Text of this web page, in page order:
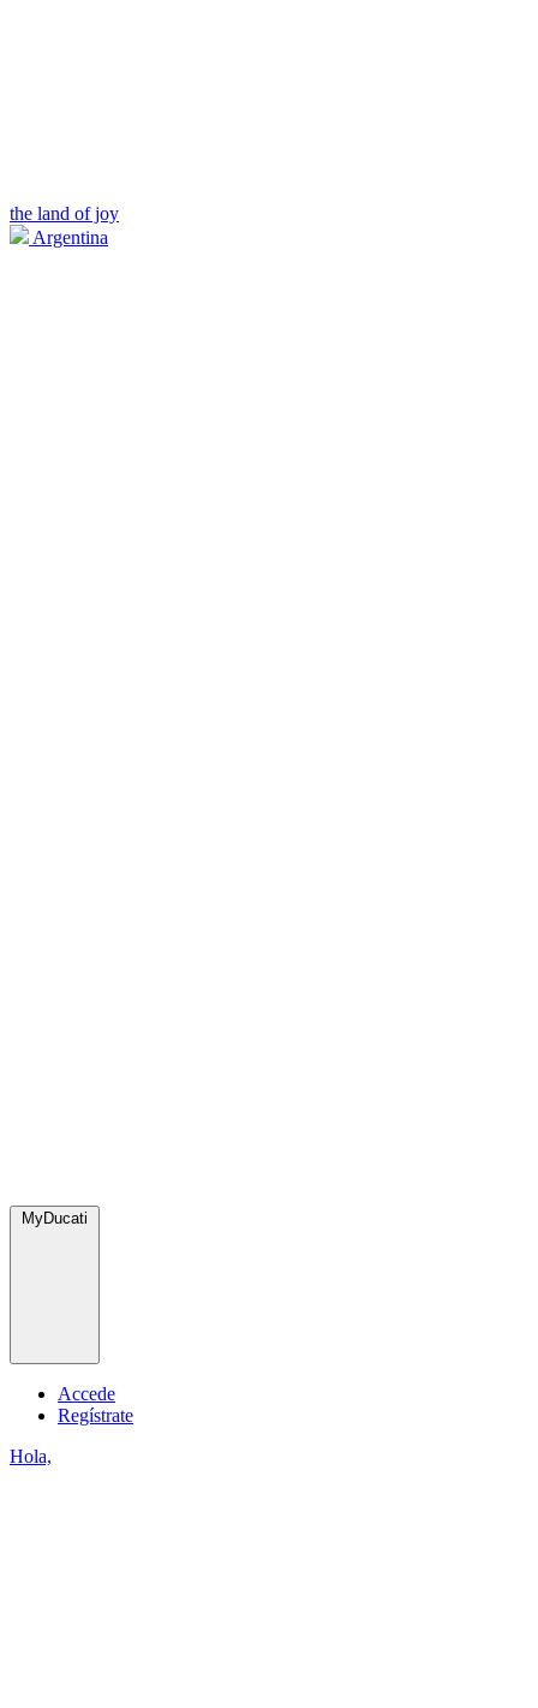
the land of joy
Argentina
MyDucati
Accede
Regístrate
Hola,